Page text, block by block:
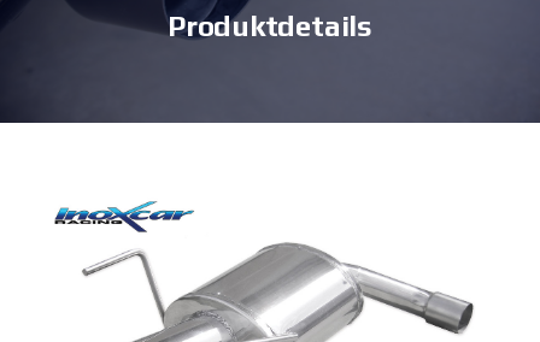
Produktdetails